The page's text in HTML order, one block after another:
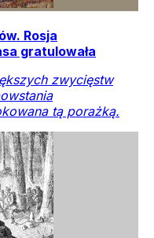
Rosja
gratulowała
zwycięstw
tą porażką.